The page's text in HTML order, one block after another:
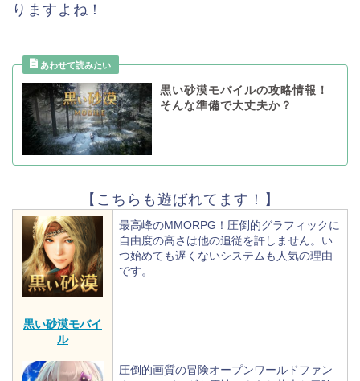
りますよね！
黒い砂漠モバイルの攻略情報！
そんな準備で大丈夫か？
【こちらも遊ばれてます！】
黒い砂漠モバイ
ル
最高峰のMMORPG！圧倒的グラフィックに
自由度の高さは他の追従を許しません。い
つ始めても遅くないシステムも人気の理由
です。
圧倒的画質の冒険オープンワールドファン